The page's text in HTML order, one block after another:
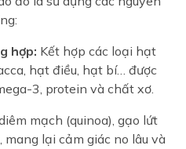
hợp: Kết hợp các loại hạt
hạt điều, hạt bí… được
3, protein và chất xơ.
mạch (quinoa), gạo lứt
lại cảm giác no lâu và